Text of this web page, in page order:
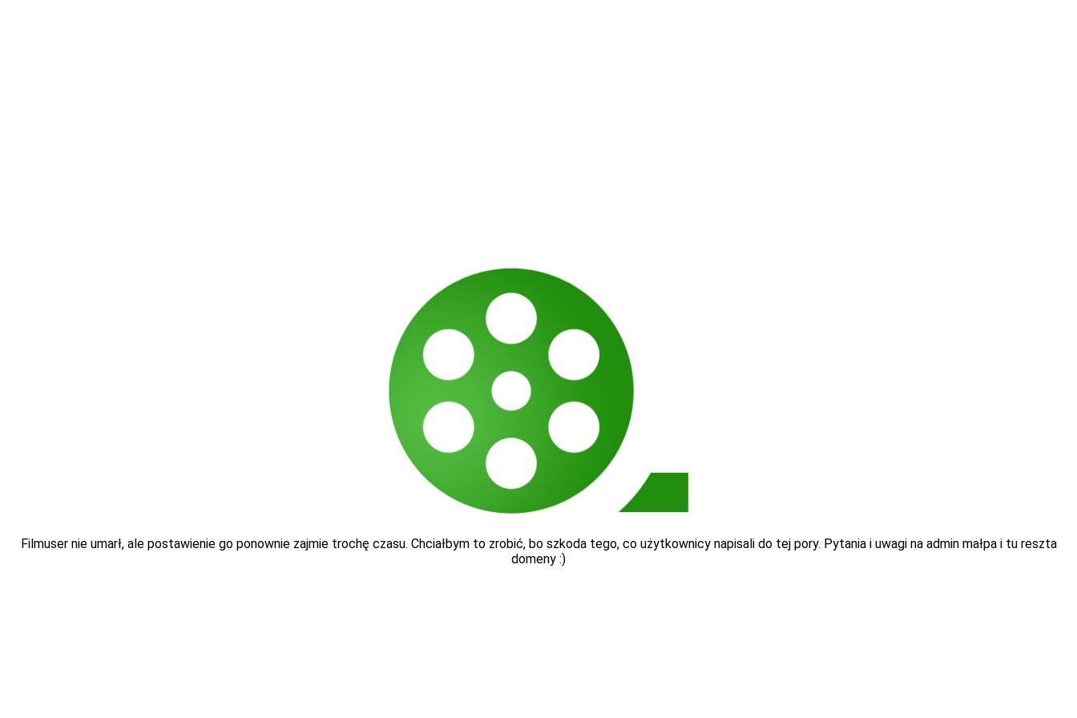
Filmuser nie umarł, ale postawienie go ponownie zajmie trochę czasu. Chciałbym to zrobić, bo szkoda tego, co użytkownicy napisali do tej pory. Pytania i uwagi na admin małpa i tu reszta
domeny :)